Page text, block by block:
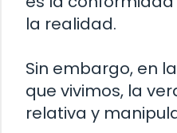
la realidad.
Sin embargo, en
que vivimos, la
relativa y